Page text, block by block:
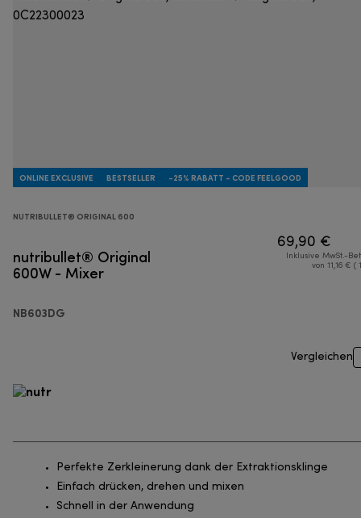
ONLINE EXCLUSIVE BESTSELLER -25% RABATT - CODE FEELGOOD
NUTRIBULLET® ORIGINAL 600
nutribullet® Original
600W - Mixer
NB603DG
69,90 €
Inklusive MwSt.-
von 11,16 € (
Vergleichen
Perfekte Zerkleinerung dank der Extraktionsklinge
Einfach drücken, drehen und mixen
Schnell in der Anwendung